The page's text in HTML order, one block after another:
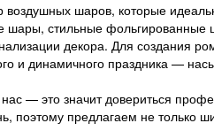
шаров, которые
шары, стильные
декора. Для
и динамичного праздника —
нас — это значит довериться
поэтому предлагаем не